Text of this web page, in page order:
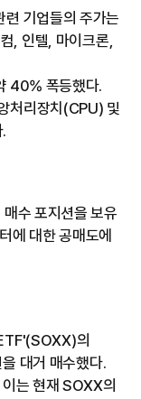
련 기업들의 주가는
, 인텔, 마이크론,
40% 폭등했다.
처리장치(CPU) 및
수 포지션을 보유
에 대한 공매도에
의
대거 매수했다.
는 현재 SOXX의